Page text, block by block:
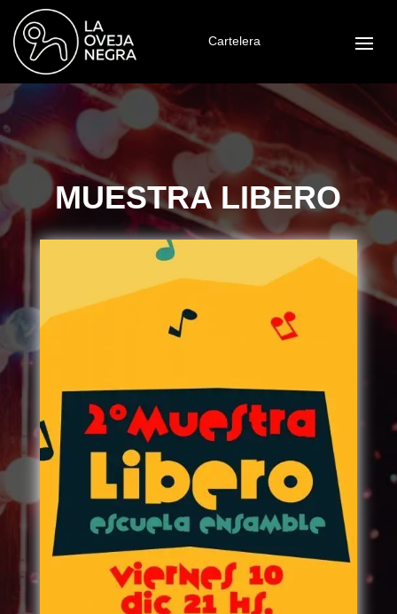
Cartelera
MUESTRA LIBERO